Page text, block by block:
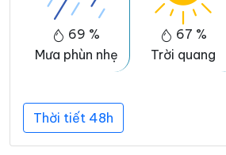
69 %
Mưa phùn nhẹ
67 %
Trời quang
Thời tiết 48h